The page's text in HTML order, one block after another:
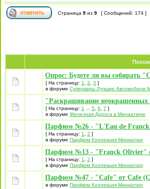
Страница 9 из 9 [ Сообщений: 174 ]
Опрос: Будете ли вы собирать
[ На страницу: 1 2 3 ]
в форуме Суперкары Лучшие Автомобили
"Раскрашивание
[ На страницу: 1 5 6 7 ]
в форуме Железная Дорога в Миниатюре
Парфюм №26 - "L'Eau de
[ На страницу: 1 2 ]
в форуме Парфюм Коллекция Миниатюр
Парфюм №13 - "Franck Olivier"
[ На страницу: 1 2 ]
в форуме Парфюм Коллекция Миниатюр
Парфюм №47 - "Cafe" от Cafe
в форуме Парфюм Коллекция Миниатюр